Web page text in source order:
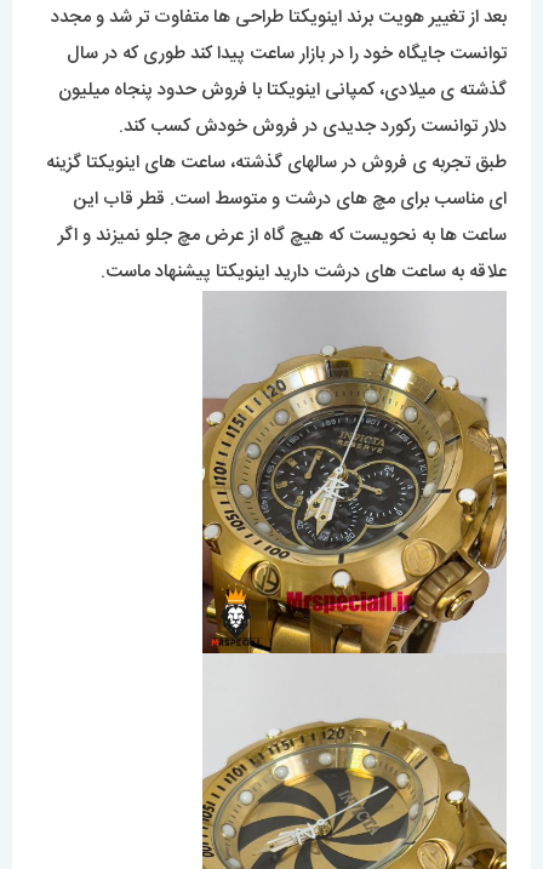
بعد از تغییر هویت برند اینویکتا طراحی ها متفاوت تر شد و مجدد
توانست جایگاه خود را در بازار ساعت پیدا کند طوری که در سال
گذشته ی میلادی، کمپانی اینویکتا با فروش حدود پنجاه میلیون
دلار توانست رکورد جدیدی در فروش خودش کسب کند.
طبق تجربه ی فروش در سالهای گذشته، ساعت های اینویکتا گزینه
ای مناسب برای مچ های درشت و متوسط است. قطر قاب این
ساعت ها به نحویست که هیچ گاه از عرض مچ جلو نمیزند و اگر
علاقه به ساعت های درشت دارید اینویکتا پیشنهاد ماست.